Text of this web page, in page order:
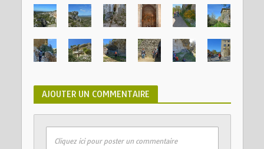
AJOUTER UN COMMENTAIRE
Cliquez ici pour poster un commentaire